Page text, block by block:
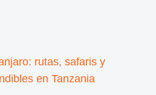
rutas, safaris y
en Tanzania